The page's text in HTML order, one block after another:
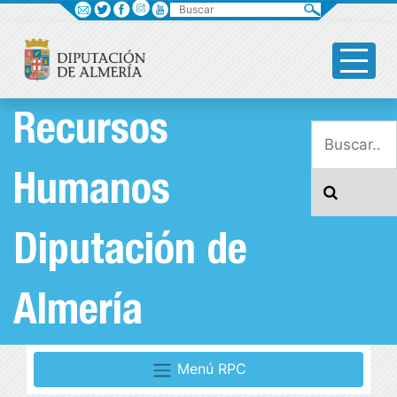
Buscar
Recursos
Humanos
Diputación de
Almería
Menú RPC